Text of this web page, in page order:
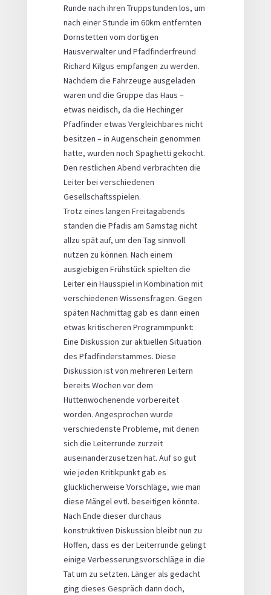
Runde nach ihren Truppstunden los, um
nach einer Stunde im 60km entfernten
Dornstetten vom dortigen
Hausverwalter und Pfadfinderfreund
Richard Kilgus empfangen zu werden.
Nachdem die Fahrzeuge ausgeladen
waren und die Gruppe das Haus –
etwas neidisch, da die Hechinger
Pfadfinder etwas Vergleichbares nicht
besitzen – in Augenschein genommen
hatte, wurden noch Spaghetti gekocht.
Den restlichen Abend verbrachten die
Leiter bei verschiedenen
Gesellschaftsspielen.
Trotz eines langen Freitagabends
standen die Pfadis am Samstag nicht
allzu spät auf, um den Tag sinnvoll
nutzen zu können. Nach einem
ausgiebigen Frühstück spielten die
Leiter ein Hausspiel in Kombination mit
verschiedenen Wissensfragen. Gegen
späten Nachmittag gab es dann einen
etwas kritischeren Programmpunkt:
Eine Diskussion zur aktuellen Situation
des Pfadfinderstammes. Diese
Diskussion ist von mehreren Leitern
bereits Wochen vor dem
Hüttenwochenende vorbereitet
worden. Angesprochen wurde
verschiedenste Probleme, mit denen
sich die Leiterrunde zurzeit
auseinanderzusetzen hat. Auf so gut
wie jeden Kritikpunkt gab es
glücklicherweise Vorschläge, wie man
diese Mängel evtl. beseitigen könnte.
Nach Ende dieser durchaus
konstruktiven Diskussion bleibt nun zu
Hoffen, dass es der Leiterrunde gelingt
einige Verbesserungsvorschläge in die
Tat um zu setzten. Länger als gedacht
ging dieses Gespräch dann doch,